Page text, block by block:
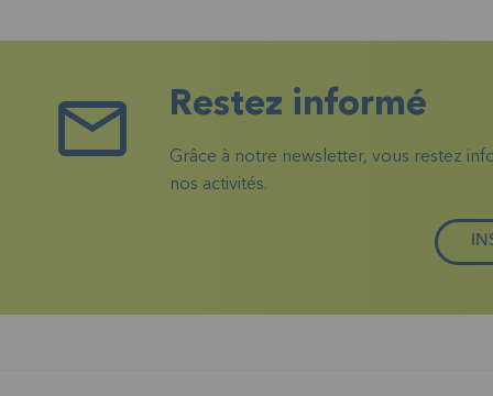
Restez informé
Grâce à notre newsletter, vous restez
nos activités.